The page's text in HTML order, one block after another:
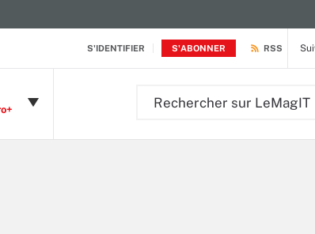
S'IDENTIFIER S'ABONNER RSS